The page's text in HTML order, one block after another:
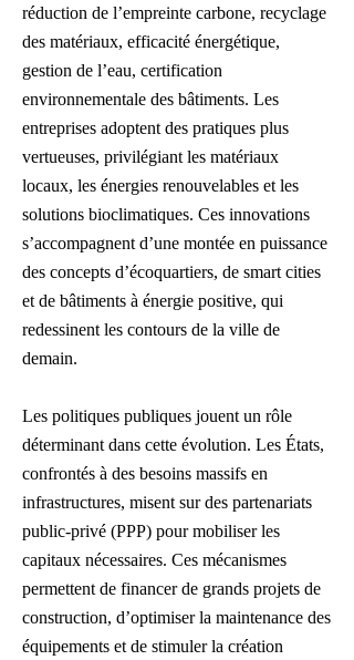
réduction de l’empreinte carbone, recyclage
des matériaux, efficacité énergétique,
gestion de l’eau, certification
environnementale des bâtiments. Les
entreprises adoptent des pratiques plus
vertueuses, privilégiant les matériaux
locaux, les énergies renouvelables et les
solutions bioclimatiques. Ces innovations
s’accompagnent d’une montée en puissance
des concepts d’écoquartiers, de smart cities
et de bâtiments à énergie positive, qui
redessinent les contours de la ville de
demain.
Les politiques publiques jouent un rôle
déterminant dans cette évolution. Les États,
confrontés à des besoins massifs en
infrastructures, misent sur des partenariats
public-privé (PPP) pour mobiliser les
capitaux nécessaires. Ces mécanismes
permettent de financer de grands projets de
construction, d’optimiser la maintenance des
équipements et de stimuler la création